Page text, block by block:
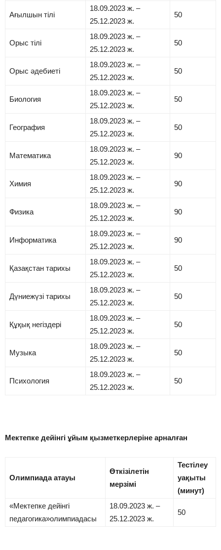
Ағылшын тілі
18.09.2023 ж. –
25.12.2023 ж.
50
Орыс тілі
18.09.2023 ж. –
25.12.2023 ж.
50
Орыс әдебиеті
18.09.2023 ж. –
25.12.2023 ж.
50
Биология
18.09.2023 ж. –
25.12.2023 ж.
50
География
18.09.2023 ж. –
25.12.2023 ж.
50
Математика
18.09.2023 ж. –
25.12.2023 ж.
90
Химия
18.09.2023 ж. –
25.12.2023 ж.
90
Физика
18.09.2023 ж. –
25.12.2023 ж.
90
Информатика
18.09.2023 ж. –
25.12.2023 ж.
90
Қазақстан тарихы
18.09.2023 ж. –
25.12.2023 ж.
50
Дүниежүзі тарихы
18.09.2023 ж. –
25.12.2023 ж.
50
Құқық негіздері
18.09.2023 ж. –
25.12.2023 ж.
50
Музыка
18.09.2023 ж. –
25.12.2023 ж.
50
Психология
18.09.2023 ж. –
25.12.2023 ж.
50
Мектепке дейінгі ұйым қызметкерлеріне арналған
Олимпиада атауы
Өткізілетін
мерзімі
Тестілеу
уақыты
(минут)
«Мектепке дейінгі
педагогика»олимпиадасы
18.09.2023 ж. –
25.12.2023 ж.
50